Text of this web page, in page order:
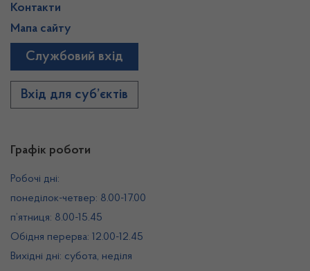
Графік роботи
Робочі дні:
понеділок-четвер: 8.00-17.00
п’ятниця: 8.00-15.45
Обідня перерва: 12.00-12.45
Вихідні дні: субота, неділя
Контакти
Мапа сайту
Службовий вхід
Вхід для суб’єктів